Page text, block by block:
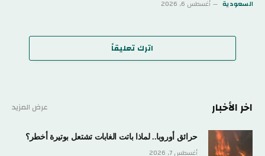
السعودية أغسطس 6, 2026
اترك تعليقاً
اخر الأخبار عرض المزيد
حرائق أوروبا.. لماذا باتت الغابات تشتعل بوتيرة أخطر؟
أغسطس 7, 2026